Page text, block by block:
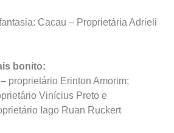
Cacau – Proprietária Adrieli
bonito:
proprietário Erinton Amorim;
Vinícius Preto e
Iago Ruan Ruckert